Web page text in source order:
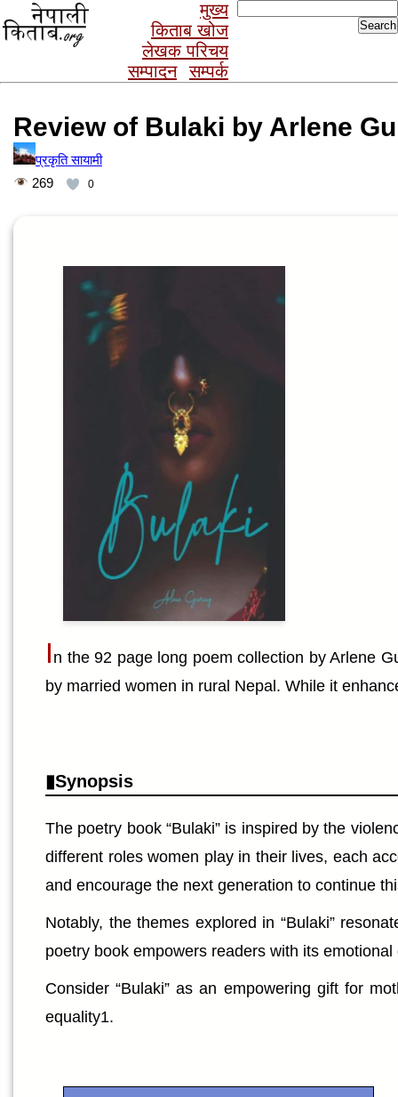
मुख्य
किताब खोज
लेखक परिचय
सम्पादन
सम्पर्क
for:
Review of Bulaki by Arlene
प्रकृति सायामी
269
0
I n the 92 page long poem collection by Arlene
by married women in rural Nepal. While it
Synopsis
The poetry book “Bulaki” is inspired by the
different roles women play in their lives, each
and encourage the next generation to continue
Notably, the themes explored in “Bulaki”
poetry book empowers readers with its emotional
Consider “Bulaki” as an empowering gift for
equality1.